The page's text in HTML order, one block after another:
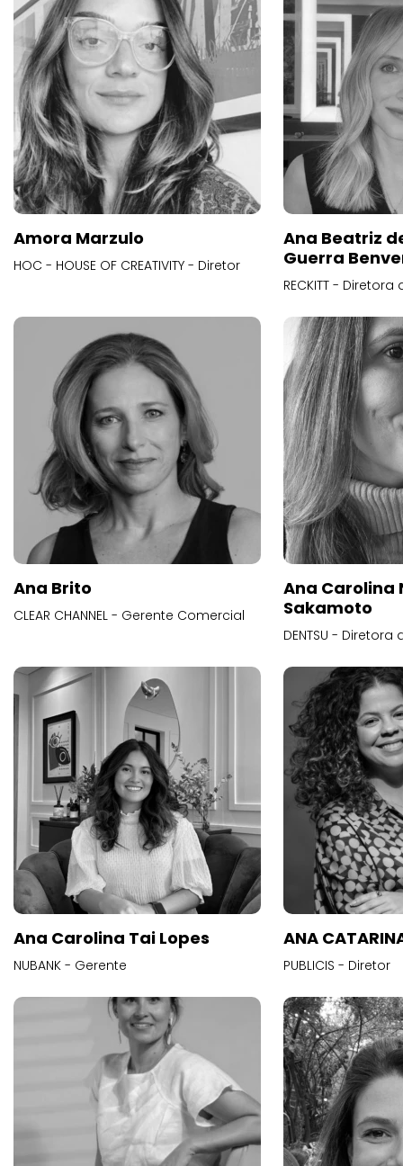
Amora Marzulo
HOC - HOUSE OF CREATIVITY - Diretor
Ana Beatriz
Guerra
RECKITT -
Ana Brito
CLEAR CHANNEL - Gerente Comercial
Ana Carolina
Sakamoto
DENTSU -
Ana Carolina Tai Lopes
NUBANK - Gerente
ANA
PUBLICIS - Diretor